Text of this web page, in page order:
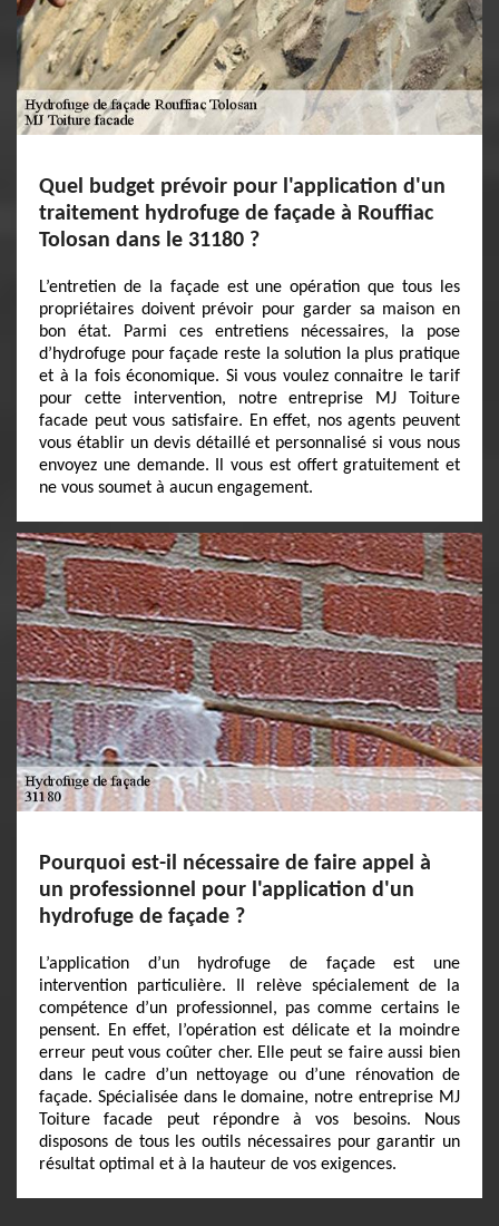
Quel budget prévoir pour l'application d'un
traitement hydrofuge de façade à Rouffiac
Tolosan dans le 31180 ?
L’entretien de la façade est une opération que tous les
propriétaires doivent prévoir pour garder sa maison en
bon état. Parmi ces entretiens nécessaires, la pose
d’hydrofuge pour façade reste la solution la plus pratique
et à la fois économique. Si vous voulez connaitre le tarif
pour cette intervention, notre entreprise MJ Toiture
facade peut vous satisfaire. En effet, nos agents peuvent
vous établir un devis détaillé et personnalisé si vous nous
envoyez une demande. Il vous est offert gratuitement et
ne vous soumet à aucun engagement.
Pourquoi est-il nécessaire de faire appel à
un professionnel pour l'application d'un
hydrofuge de façade ?
L’application d’un hydrofuge de façade est une
intervention particulière. Il relève spécialement de la
compétence d’un professionnel, pas comme certains le
pensent. En effet, l’opération est délicate et la moindre
erreur peut vous coûter cher. Elle peut se faire aussi bien
dans le cadre d’un nettoyage ou d’une rénovation de
façade. Spécialisée dans le domaine, notre entreprise MJ
Toiture facade peut répondre à vos besoins. Nous
disposons de tous les outils nécessaires pour garantir un
résultat optimal et à la hauteur de vos exigences.